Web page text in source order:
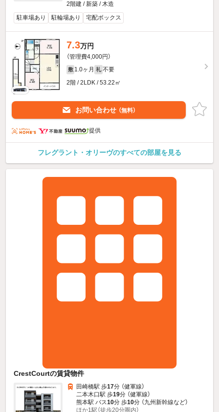
2階建 / 新築 / 木造
駐車場あり
駐輪場あり 宅配ボックス
7.3万円
（管理費4,000円）
敷 1.0ヶ月 礼 不要
2階 / 2LDK / 53.22㎡
お問い合わせ （無料）
提供
フレグラント・オリーヴのすべての部屋を見る
CrestCourtの賃貸物件
田崎橋駅 歩17分 （健軍線）
二本木口駅 歩19分 （健軍線）
熊本駅 バス10分 歩10分 （九州新幹線など）
ほか1駅（徒歩20分圏内）